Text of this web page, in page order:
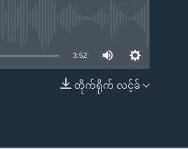
EMBED
3:52
တိုက်ရိုက် လင့်ခ်